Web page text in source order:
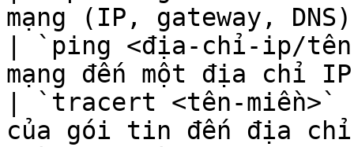
mạng (IP, gateway,
| `ping <địa-chỉ-ip/
mạng đến một địa chỉ
| `tracert <tên-
của gói tin đến địa